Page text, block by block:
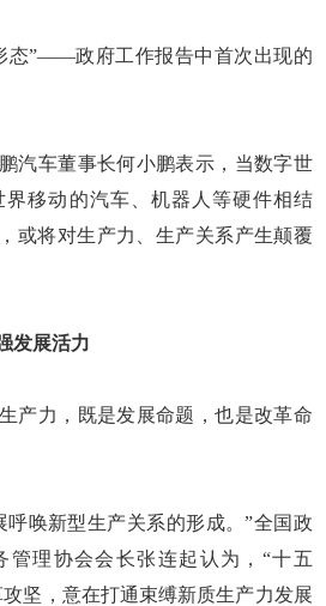
”——政府工作报告中首次出现的
车董事长何小鹏表示，当数字世
移动的汽车、机器人等硬件相结
或将对生产力、生产关系产生颠覆
发展活力
力，既是发展命题，也是改革命
唤新型生产关系的形成。”全国政
管理协会会长张连起认为，“十五
坚，意在打通束缚新质生产力发展